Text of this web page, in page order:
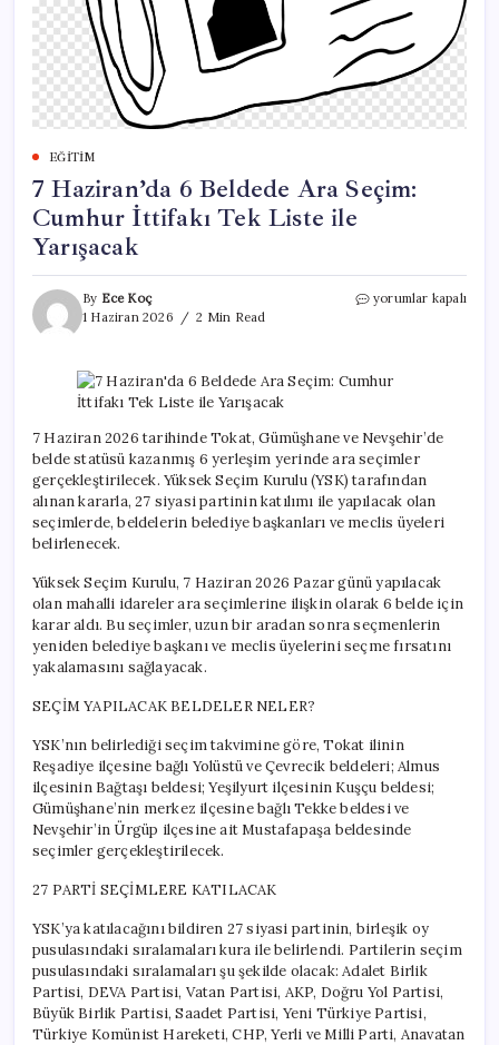
EĞITIM
7 Haziran’da 6 Beldede Ara Seçim:
Cumhur İttifakı Tek Liste ile
Yarışacak
By Ece Koç
1 Haziran 2026
2 Min Read
7
İttifakı
Tek
Liste
ile
Yarışacak
için
yorumlar kapalı
7 Haziran 2026 tarihinde Tokat, Gümüşhane ve Nevşehir’de
belde statüsü kazanmış 6 yerleşim yerinde ara seçimler
gerçekleştirilecek. Yüksek Seçim Kurulu (YSK) tarafından
alınan kararla, 27 siyasi partinin katılımı ile yapılacak olan
seçimlerde, beldelerin belediye başkanları ve meclis üyeleri
belirlenecek.
Yüksek Seçim Kurulu, 7 Haziran 2026 Pazar günü yapılacak
olan mahalli idareler ara seçimlerine ilişkin olarak 6 belde için
karar aldı. Bu seçimler, uzun bir aradan sonra seçmenlerin
yeniden belediye başkanı ve meclis üyelerini seçme fırsatını
yakalamasını sağlayacak.
SEÇİM YAPILACAK BELDELER NELER?
YSK’nın belirlediği seçim takvimine göre, Tokat ilinin
Reşadiye ilçesine bağlı Yolüstü ve Çevrecik beldeleri; Almus
ilçesinin Bağtaşı beldesi; Yeşilyurt ilçesinin Kuşçu beldesi;
Gümüşhane’nin merkez ilçesine bağlı Tekke beldesi ve
Nevşehir’in Ürgüp ilçesine ait Mustafapaşa beldesinde
seçimler gerçekleştirilecek.
27 PARTİ SEÇİMLERE KATILACAK
YSK’ya katılacağını bildiren 27 siyasi partinin, birleşik oy
pusulasındaki sıralamaları kura ile belirlendi. Partilerin seçim
pusulasındaki sıralamaları şu şekilde olacak: Adalet Birlik
Partisi, DEVA Partisi, Vatan Partisi, AKP, Doğru Yol Partisi,
Büyük Birlik Partisi, Saadet Partisi, Yeni Türkiye Partisi,
Türkiye Komünist Hareketi, CHP, Yerli ve Milli Parti, Anavatan